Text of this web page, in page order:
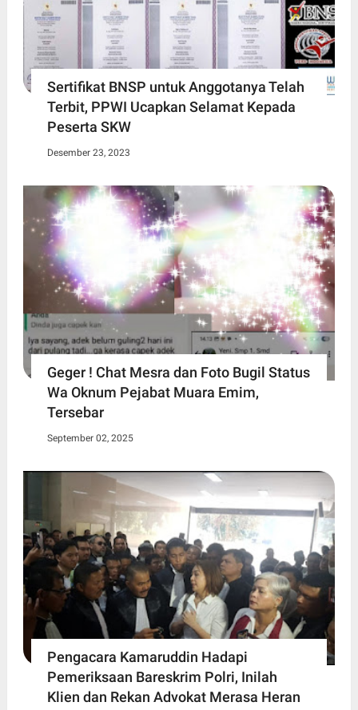
Sertifikat BNSP untuk Anggotanya Telah
Terbit, PPWI Ucapkan Selamat Kepada
Peserta SKW
Desember 23, 2023
Geger ! Chat Mesra dan Foto Bugil Status
Wa Oknum Pejabat Muara Emim,
Tersebar
September 02, 2025
Pengacara Kamaruddin Hadapi
Pemeriksaan Bareskrim Polri, Inilah
Klien dan Rekan Advokat Merasa Heran